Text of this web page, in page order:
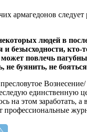
армагедонов
людей в
безысходности,
повлечь
буянить, не
единственную
на этом
профессиональные